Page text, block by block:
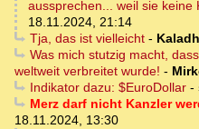
aussprechen... weil sie keine
18.11.2024, 21:14
Tja, das ist vielleicht-
Was mich stutzig macht,
weltweit verbreitet wurde! -
Indikator dazu: $EuroDollar-
Merz darf nicht Kanzler
18.11.2024, 13:30